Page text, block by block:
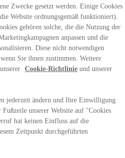
Zwecke gesetzt werden. Einige Cookies
Website ordnungsgemäß funktioniert).
gehören solche, die die Nutzung der
anpassen und die
Diese nicht notwendigen
Sie ihnen zustimmen. Weitere
Cookie-Richtlinie und unserer
jederzeit ändern und Ihre Einwilligung
unserer Website auf "Cookies
hat keinen Einfluss auf die
Zeitpunkt durchgeführten